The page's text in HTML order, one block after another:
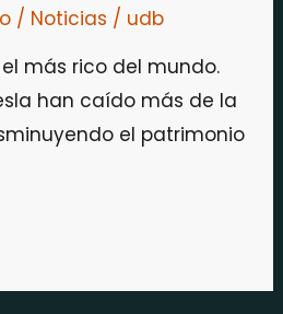
/ Noticias / udb
el más rico del mundo.
han caído más de la
el patrimonio